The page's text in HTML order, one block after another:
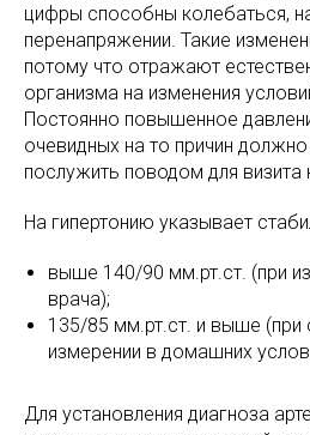
цифры способны колебаться,
перенапряжении. Такие
потому что отражают
организма на изменения
Постоянно повышенное
очевидных на то причин
послужить поводом для визита
На гипертонию указывает
выше 140/90 мм.рт.ст. (при
врача);
135/85 мм.рт.ст. и выше (при
измерении в домашних
Для установления диагноза